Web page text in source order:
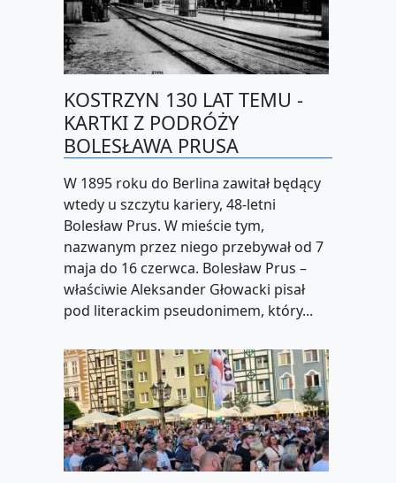
KOSTRZYN 130 LAT TEMU -
KARTKI Z PODRÓŻY
BOLESŁAWA PRUSA
W 1895 roku do Berlina zawitał będący
wtedy u szczytu kariery, 48-letni
Bolesław Prus. W mieście tym,
nazwanym przez niego przebywał od 7
maja do 16 czerwca. Bolesław Prus –
właściwie Aleksander Głowacki pisał
pod literackim pseudonimem, który...